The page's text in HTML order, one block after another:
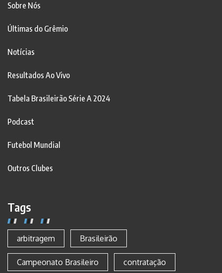
Sobre Nós
Últimas do Grêmio
Notícias
Resultados Ao Vivo
Tabela Brasileirão Série A 2024
Podcast
Futebol Mundial
Outros Clubes
Tags
arbitragem Brasileirão
Campeonato Brasileiro contratação